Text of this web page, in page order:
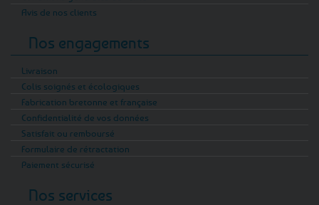
Avis de nos clients
Nos engagements
Livraison
Colis soignés et écologiques
Fabrication bretonne et française
Confidentialité de vos données
Satisfait ou remboursé
Formulaire de rétractation
Paiement sécurisé
Nos services